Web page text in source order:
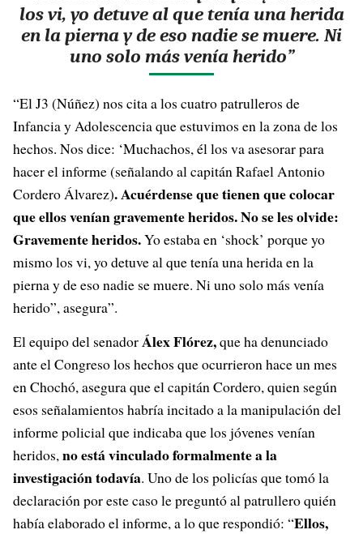
los vi, yo detuve al que tenía una herida
en la pierna y de eso nadie se muere. Ni
uno solo más venía herido”
“El J3 (Núñez) nos cita a los cuatro patrulleros de
Infancia y Adolescencia que estuvimos en la zona de los
hechos. Nos dice: ‘Muchachos, él los va asesorar para
hacer el informe (señalando al capitán Rafael Antonio
Cordero Álvarez). Acuérdense que tienen que colocar
que ellos venían gravemente heridos. No se les olvide:
Gravemente heridos.Yo estaba en ‘shock’ porque yo
mismo los vi, yo detuve al que tenía una herida en la
pierna y de eso nadie se muere. Ni uno solo más venía
herido”, asegura”.
El equipo del senadorÁlex Flórez,que ha denunciado
ante el Congreso los hechos que ocurrieron hace un mes
en Chochó, asegura que el capitán Cordero, quien según
esos señalamientos habría incitado a la manipulación del
informe policial que indicaba que los jóvenes venían
heridos,no está vinculado formalmente a la
investigación todavía. Uno de los policías que tomó la
declaración por este caso le preguntó al patrullero quién
había elaborado el informe, a lo que respondió: “Ellos,